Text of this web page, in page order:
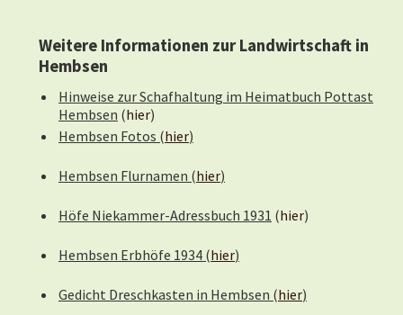
Weitere Informationen zur Landwirtschaft in
Hembsen
Hinweise zur Schafhaltung im Heimatbuch Pottast
Hembsen (hier)
Hembsen Fotos (hier)
Hembsen Flurnamen (hier)
Höfe Niekammer-Adressbuch 1931 (hier)
Hembsen Erbhöfe 1934 (hier)
Gedicht Dreschkasten in Hembsen (hier)